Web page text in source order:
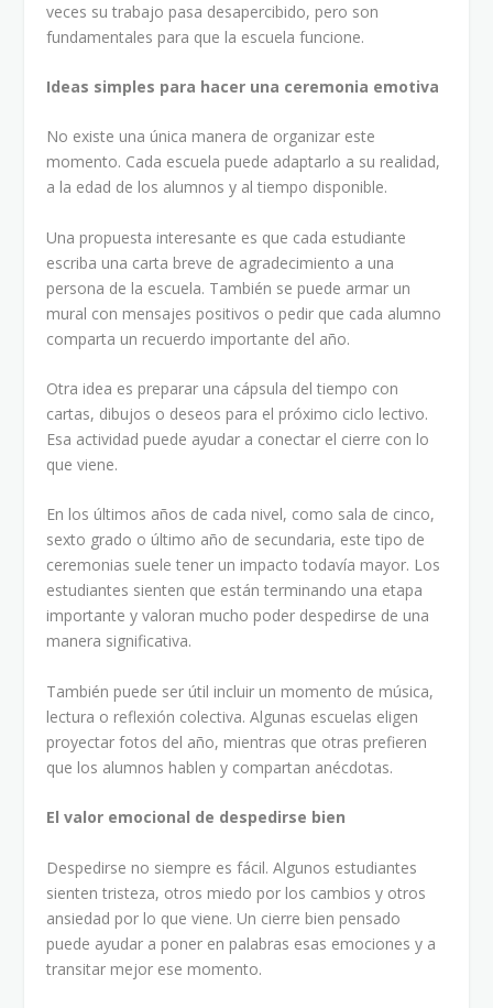
veces su trabajo pasa desapercibido, pero son
fundamentales para que la escuela funcione.
Ideas simples para hacer una ceremonia emotiva
No existe una única manera de organizar este
momento. Cada escuela puede adaptarlo a su realidad,
a la edad de los alumnos y al tiempo disponible.
Una propuesta interesante es que cada estudiante
escriba una carta breve de agradecimiento a una
persona de la escuela. También se puede armar un
mural con mensajes positivos o pedir que cada alumno
comparta un recuerdo importante del año.
Otra idea es preparar una cápsula del tiempo con
cartas, dibujos o deseos para el próximo ciclo lectivo.
Esa actividad puede ayudar a conectar el cierre con lo
que viene.
En los últimos años de cada nivel, como sala de cinco,
sexto grado o último año de secundaria, este tipo de
ceremonias suele tener un impacto todavía mayor. Los
estudiantes sienten que están terminando una etapa
importante y valoran mucho poder despedirse de una
manera significativa.
También puede ser útil incluir un momento de música,
lectura o reflexión colectiva. Algunas escuelas eligen
proyectar fotos del año, mientras que otras prefieren
que los alumnos hablen y compartan anécdotas.
El valor emocional de despedirse bien
Despedirse no siempre es fácil. Algunos estudiantes
sienten tristeza, otros miedo por los cambios y otros
ansiedad por lo que viene. Un cierre bien pensado
puede ayudar a poner en palabras esas emociones y a
transitar mejor ese momento.